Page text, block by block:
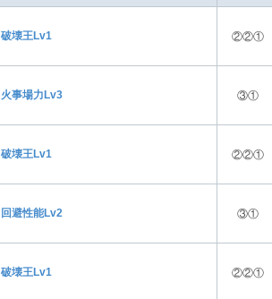
破壊王Lv1 ②②①
火事場力Lv3 ③①
破壊王Lv1 ②②①
回避性能Lv2 ③①
破壊王Lv1 ②②①